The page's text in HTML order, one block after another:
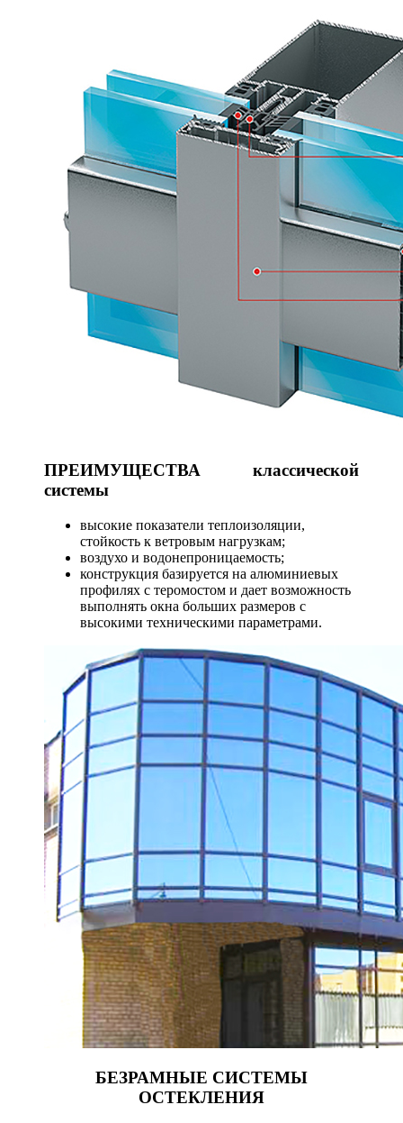
ПРЕИМУЩЕСТВА классической
системы
высокие показатели теплоизоляции,
стойкость к ветровым нагрузкам;
воздухо и водонепроницаемость;
конструкция базируется на алюминиевых
профилях с теромостом и дает возможность
выполнять окна больших размеров с
высокими техническими параметрами.
БЕЗРАМНЫЕ СИСТЕМЫ
ОСТЕКЛЕНИЯ